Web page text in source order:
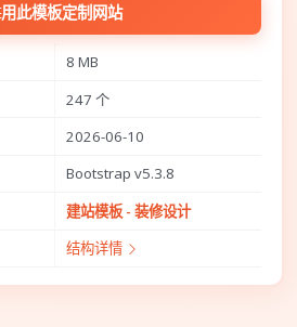
用此模板定制网站
8 MB
247 个
2026-06-10
Bootstrap v5.3.8
建站模板 - 装修设计
结构详情